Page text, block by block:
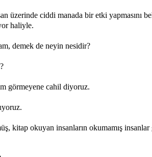
üzerinde ciddi manada bir etki yapmasını
haliyle.
demek de neyin nesidir?
görmeyene cahil diyoruz.
kitap okuyan insanların okumamış insanlar